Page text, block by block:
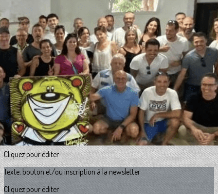
Exporter toutes les colonnes
Exporter uniquement les colonnes affichées
Menu
Horaires
Tarifs
Accès et contact
?>
Images de la page d'accueil
Cliquez pour éditer
Texte, bouton et/ou inscription à la newsletter
Cliquez pour éditer